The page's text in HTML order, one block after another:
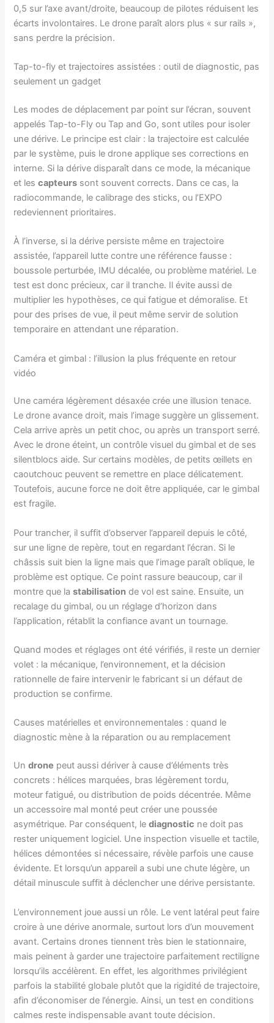
0,5 sur l’axe avant/droite, beaucoup de pilotes réduisent les
écarts involontaires. Le drone paraît alors plus « sur rails »,
sans perdre la précision.
Tap-to-fly et trajectoires assistées : outil de diagnostic, pas
seulement un gadget
Les modes de déplacement par point sur l’écran, souvent
appelés Tap-to-Fly ou Tap and Go, sont utiles pour isoler
une dérive. Le principe est clair : la trajectoire est calculée
par le système, puis le drone applique ses corrections en
interne. Si la dérive disparaît dans ce mode, la mécanique
et lescapteurs sont souvent corrects. Dans ce cas, la
radiocommande, le calibrage des sticks, ou l’EXPO
redeviennent prioritaires.
À l’inverse, si la dérive persiste même en trajectoire
assistée, l’appareil lutte contre une référence fausse :
boussole perturbée, IMU décalée, ou problème matériel. Le
test est donc précieux, car il tranche. Il évite aussi de
multiplier les hypothèses, ce qui fatigue et démoralise. Et
pour des prises de vue, il peut même servir de solution
temporaire en attendant une réparation.
Caméra et gimbal : l’illusion la plus fréquente en retour
vidéo
Une caméra légèrement désaxée crée une illusion tenace.
Le drone avance droit, mais l’image suggère un glissement.
Cela arrive après un petit choc, ou après un transport serré.
Avec le drone éteint, un contrôle visuel du gimbal et de ses
silentblocs aide. Sur certains modèles, de petits œillets en
caoutchouc peuvent se remettre en place délicatement.
Toutefois, aucune force ne doit être appliquée, car le gimbal
est fragile.
Pour trancher, il suffit d’observer l’appareil depuis le côté,
sur une ligne de repère, tout en regardant l’écran. Si le
châssis suit bien la ligne mais que l’image paraît oblique, le
problème est optique. Ce point rassure beaucoup, car il
montre que lastabilisation de vol est saine. Ensuite, un
recalage du gimbal, ou un réglage d’horizon dans
l’application, rétablit la confiance avant un tournage.
Quand modes et réglages ont été vérifiés, il reste un dernier
volet : la mécanique, l’environnement, et la décision
rationnelle de faire intervenir le fabricant si un défaut de
production se confirme.
Causes matérielles et environnementales : quand le
diagnostic mène à la réparation ou au remplacement
Undrone peut aussi dériver à cause d’éléments très
concrets : hélices marquées, bras légèrement tordu,
moteur fatigué, ou distribution de poids décentrée. Même
un accessoire mal monté peut créer une poussée
asymétrique. Par conséquent, lediagnostic ne doit pas
rester uniquement logiciel. Une inspection visuelle et tactile,
hélices démontées si nécessaire, révèle parfois une cause
évidente. Et lorsqu’un appareil a subi une chute légère, un
détail minuscule suffit à déclencher une dérive persistante.
L’environnement joue aussi un rôle. Le vent latéral peut faire
croire à une dérive anormale, surtout lors d’un mouvement
avant. Certains drones tiennent très bien le stationnaire,
mais peinent à garder une trajectoire parfaitement rectiligne
lorsqu’ils accélèrent. En effet, les algorithmes privilégient
parfois la stabilité globale plutôt que la rigidité de trajectoire,
afin d’économiser de l’énergie. Ainsi, un test en conditions
calmes reste indispensable avant toute décision.